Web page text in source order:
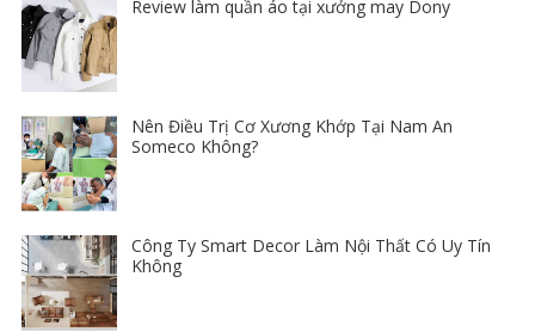
Review làm quần áo tại xưởng may Dony
Nên Điều Trị Cơ Xương Khớp Tại Nam An
Someco Không?
Công Ty Smart Decor Làm Nội Thất Có Uy Tín
Không